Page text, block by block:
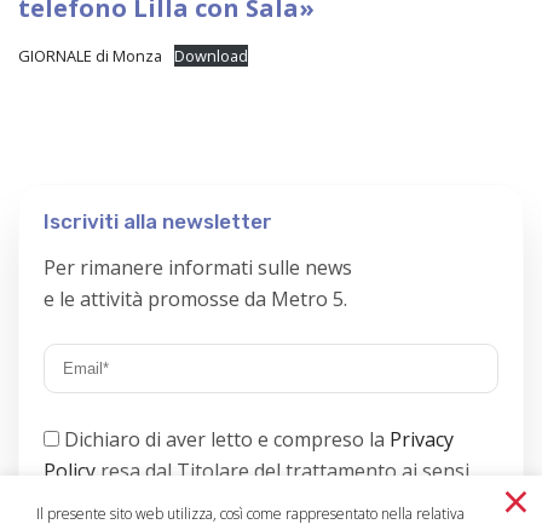
telefono Lilla con Sala»
GIORNALE di Monza Download
Iscriviti alla newsletter
Per rimanere informati sulle news
e le attività promosse da Metro 5.
Dichiaro di aver letto e compreso la Privacy
Policy resa dal Titolare del trattamento ai sensi
dell’art. 13 del GDPR;
×
Il presente sito web utilizza, così come rappresentato nella relativa